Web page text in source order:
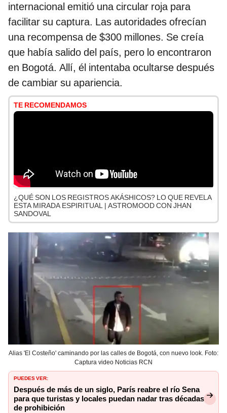
internacional emitió una circular roja para
facilitar su captura. Las autoridades ofrecían
una recompensa de $300 millones. Se creía
que había salido del país, pero lo encontraron
en Bogotá. Allí, él intentaba ocultarse después
de cambiar su apariencia.
TE RECOMENDAMOS
¿QUÉ SON LOS REGISTROS AKÁSHICOS? LO QUE REVELA
ESTA MIRADA ESPIRITUAL | ASTROMOOD CON JHAN
SANDOVAL
Alias 'El Costeño' caminando por las calles de Bogotá, con nuevo look. Foto:
Captura video Noticias RCN
PUEDES VER:
Después de más de un siglo, París reabre el río Sena
para que turistas y locales puedan nadar tras décadas
de prohibición